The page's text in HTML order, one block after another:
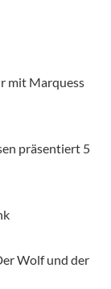
mit Marquess
präsentiert 5
Wolf und der